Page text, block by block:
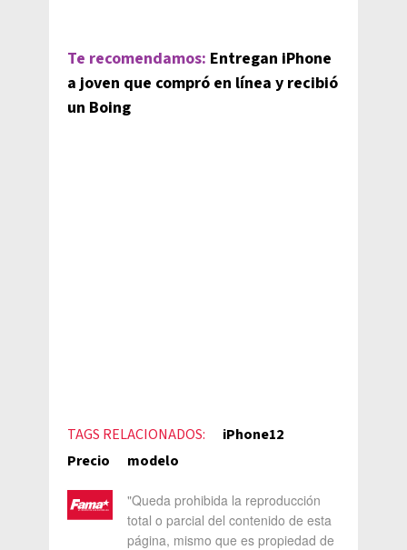
Te recomendamos: Entregan iPhone
a joven que compró en línea y recibió
un Boing
TAGS RELACIONADOS:
iPhone12
Precio
modelo
"Queda prohibida la reproducción
total o parcial del contenido de esta
página, mismo que es propiedad de